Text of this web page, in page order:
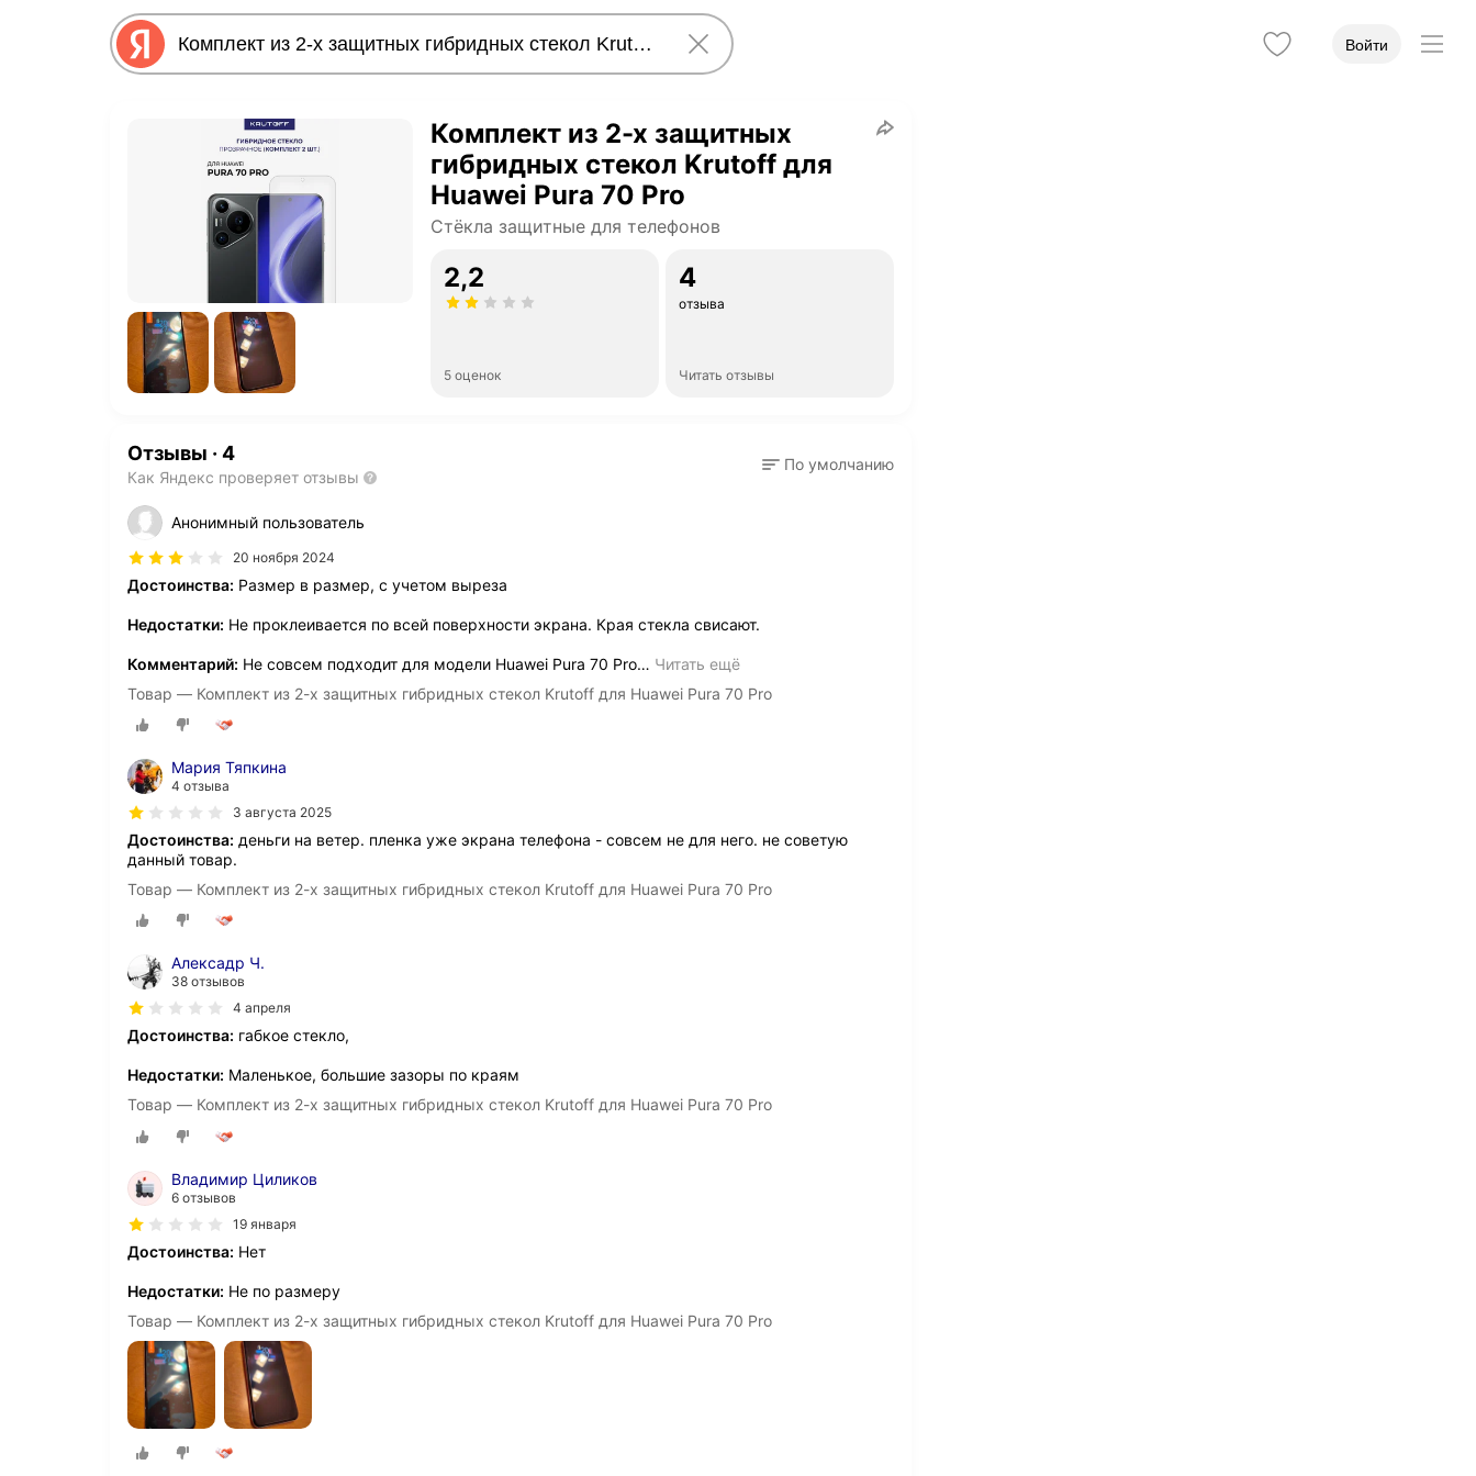
Войти
Комплект из 2-х защитных
гибридных стекол Krutoff для
Huawei Pura 70 Pro
Стёкла защитные для телефонов
2,2
5 оценок
4
отзыва
Читать отзывы
Отзывы · 4
Как Яндекс проверяет отзывы
По умолчанию
Анонимный пользователь
20 ноября 2024
Достоинства: Размер в размер, с учетом выреза
Недостатки: Не проклеивается по всей поверхности экрана. Края стекла свисают.
Комментарий: Не совсем подходит для модели Huawei Pura 70 Pro… Читать ещё
Товар — Комплект из 2-х защитных гибридных стекол Krutoff для Huawei Pura 70 Pro
Мария Тяпкина
4 отзыва
3 августа 2025
Достоинства: деньги на ветер. пленка уже экрана телефона - совсем не для него. не советую
данный товар.
Товар — Комплект из 2-х защитных гибридных стекол Krutoff для Huawei Pura 70 Pro
Алексадр Ч.
38 отзывов
4 апреля
Достоинства: габкое стекло,
Недостатки: Маленькое, большие зазоры по краям
Товар — Комплект из 2-х защитных гибридных стекол Krutoff для Huawei Pura 70 Pro
Владимир Циликов
6 отзывов
19 января
Достоинства: Нет
Недостатки: Не по размеру
Товар — Комплект из 2-х защитных гибридных стекол Krutoff для Huawei Pura 70 Pro